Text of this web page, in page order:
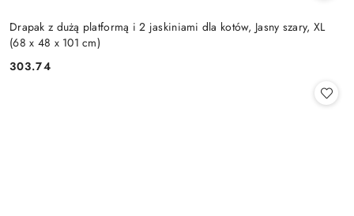
Drapak z dużą platformą i 2 jaskiniami dla kotów, Jasny szary, XL
(68 x 48 x 101 cm)
Cena:
303.74